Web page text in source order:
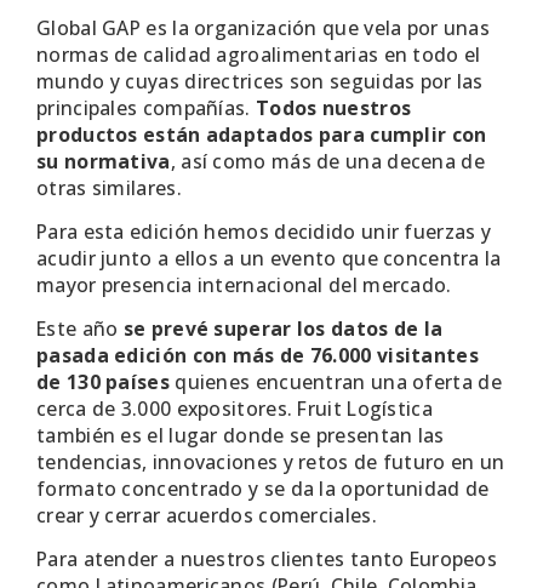
Global GAP es la organización que vela por unas
normas de calidad agroalimentarias en todo el
mundo y cuyas directrices son seguidas por las
principales compañías. Todos nuestros
productos están adaptados para cumplir con
su normativa, así como más de una decena de
otras similares.
Para esta edición hemos decidido unir fuerzas y
acudir junto a ellos a un evento que concentra la
mayor presencia internacional del mercado.
Este año se prevé superar los datos de la
pasada edición con más de 76.000 visitantes
de 130 paísesquienes encuentran una oferta de
cerca de 3.000 expositores. Fruit Logística
también es el lugar donde se presentan las
tendencias, innovaciones y retos de futuro en un
formato concentrado y se da la oportunidad de
crear y cerrar acuerdos comerciales.
Para atender a nuestros clientes tanto Europeos